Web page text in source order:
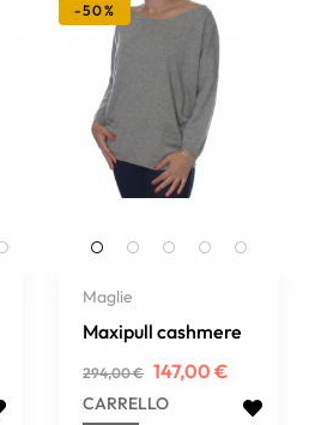
-50%
Maglie
Maxipull cashmere
Prezzo
regolare
294,00 € Prezzo
147,00 €
CARRELLO